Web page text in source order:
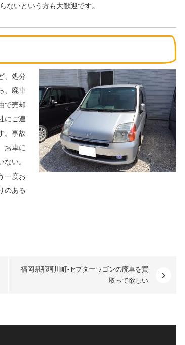
ないという方も大歓迎です。
、処分
、廃車
で売却
にご連
。事故
お車に
い。
一度お
のある
福岡県那珂川町-セプターワゴンの廃車を買
取って欲しい